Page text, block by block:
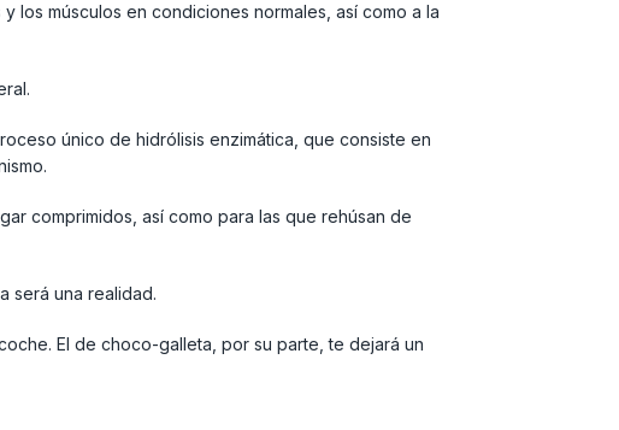
los músculos en condiciones normales, así como a la
único de hidrólisis enzimática, que consiste en
comprimidos, así como para las que rehúsan de
será una realidad.
El de choco-galleta, por su parte, te dejará un